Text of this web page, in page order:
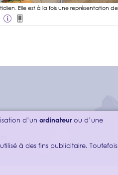
d’un ordinateur ou d’une
à des fins publicitaire. Toutefois